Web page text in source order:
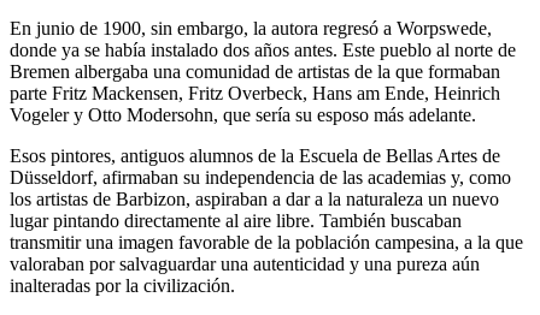
En junio de 1900, sin embargo, la autora regresó a Worpswede,
donde ya se había instalado dos años antes. Este pueblo al norte de
Bremen albergaba una comunidad de artistas de la que formaban
parte Fritz Mackensen, Fritz Overbeck, Hans am Ende, Heinrich
Vogeler y Otto Modersohn, que sería su esposo más adelante.
Esos pintores, antiguos alumnos de la Escuela de Bellas Artes de
Düsseldorf, afirmaban su independencia de las academias y, como
los artistas de Barbizon, aspiraban a dar a la naturaleza un nuevo
lugar pintando directamente al aire libre. También buscaban
transmitir una imagen favorable de la población campesina, a la que
valoraban por salvaguardar una autenticidad y una pureza aún
inalteradas por la civilización.